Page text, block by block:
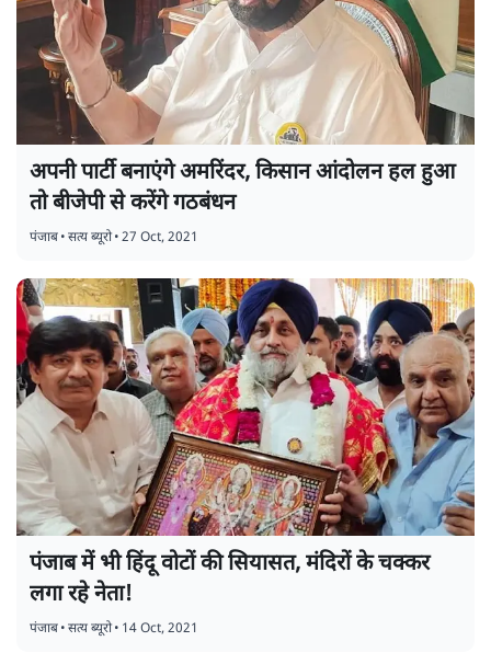
अपनी पार्टी बनाएंगे अमरिंदर, किसान आंदोलन हल हुआ
तो बीजेपी से करेंगे गठबंधन
पंजाब•सत्य ब्यूरो•27 Oct, 2021
पंजाब में भी हिंदू वोटों की सियासत, मंदिरों के चक्कर
लगा रहे नेता!
पंजाब•सत्य ब्यूरो• 14 Oct, 2021